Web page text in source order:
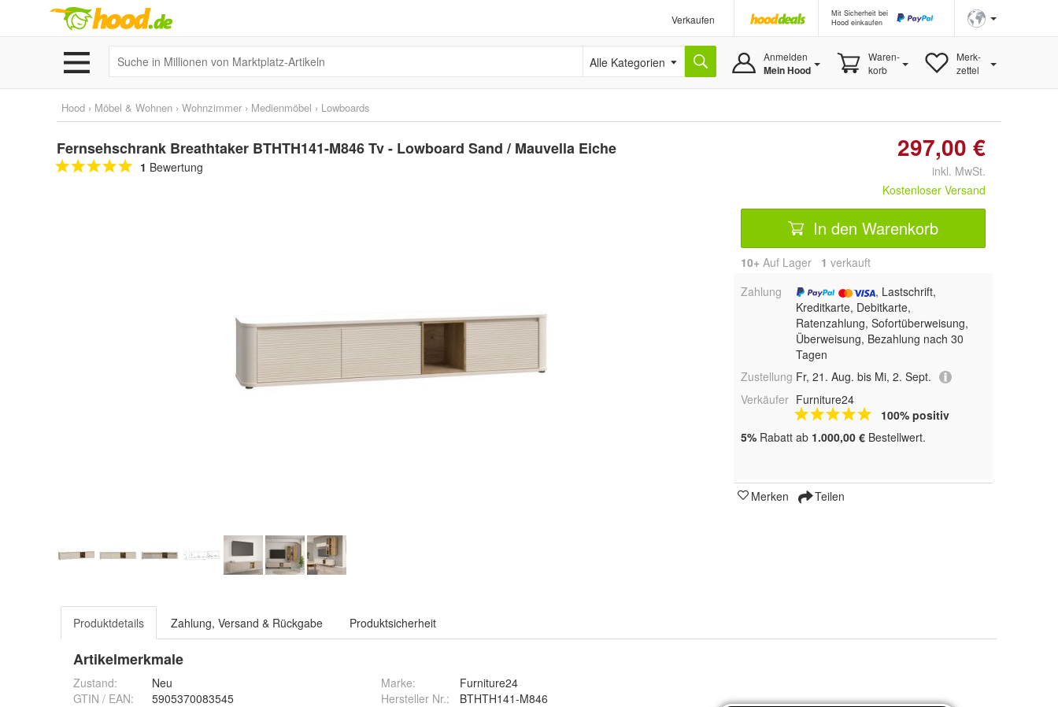
Verkaufen
Mit Sicherheit bei
Hood einkaufen
Alle Kategorien Anmelden
Mein Hood
Waren-
korb
Merk-
zettel
Hood › Möbel & Wohnen › Wohnzimmer › Medienmöbel › Lowboards
Fernsehschrank Breathtaker BTHTH141-M846 Tv - Lowboard Sand / Mauvella Eiche
1 Bewertung
297,00 €
inkl. MwSt.
Kostenloser Versand
In den Warenkorb
10+ Auf Lager 1 verkauft
Zahlung
, Lastschrift,
Kreditkarte, Debitkarte,
Ratenzahlung, Sofortüberweisung,
Überweisung, Bezahlung nach 30
Tagen
Zustellung Fr, 21. Aug. bis Mi, 2. Sept.
Verkäufer Furniture24
100% positiv
5% Rabatt ab 1.000,00 € Bestellwert.
Merken Teilen
Produktdetails Zahlung, Versand & Rückgabe Produktsicherheit
Artikelmerkmale
Zustand:
Neu
GTIN / EAN:
5905370083545
Marke:
Furniture24
Hersteller Nr.:
BTHTH141-M846